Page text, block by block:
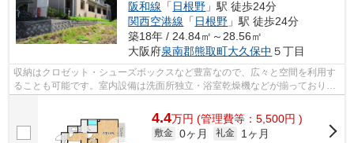
阪和線 「 日根野 」駅 徒歩24分
関西空港線 「 日根野 」駅 徒歩24分
築18年 / 24.84㎡～28.56㎡
大阪府泉南郡熊取町大久保中 ５丁目
収納はクロゼット・シューズボックスなど豊富なので、広々と空間を利用す
ることも可能です。室内設備は洗面所独立・浴室乾燥機などが揃っており、
4.4万円 (管理費等：5,500円 )
敷金 0ヶ月 礼金
1ヶ月